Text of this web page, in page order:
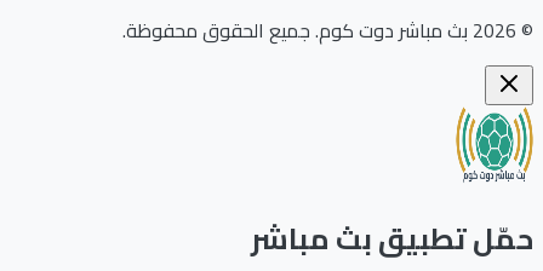
بث مباشر دوت كوم.جميع الحقوق محفوظة.
تطبيق بث مباشر